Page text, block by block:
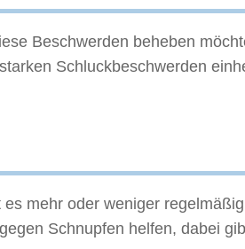
Beschwerden beheben
Schluckbeschwerden
mehr oder weniger
Schnupfen helfen, dabei